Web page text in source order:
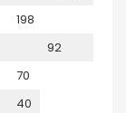
198
92
70
40